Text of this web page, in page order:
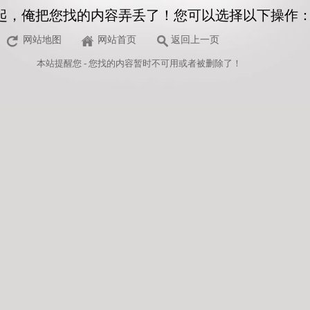
，俺把您找的内容弄丢了！您可以选择以下操作
网站地图 网站首页 返回上一页
本站提醒您 - 您找的内容暂时不可用或者被删除了！